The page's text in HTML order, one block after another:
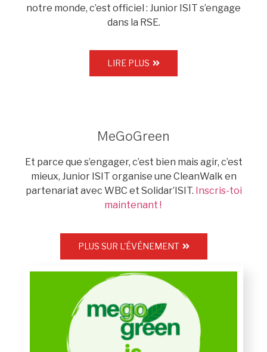
notre monde, c’est officiel : Junior ISIT s’engage
dans la RSE.
LIRE PLUS
MeGoGreen
Et parce que s’engager, c’est bien mais agir, c’est
mieux, Junior ISIT organise une CleanWalk en
partenariat avec WBC et Solidar’ISIT. Inscris-toi
maintenant !
PLUS SUR L'ÉVÉNEMENT